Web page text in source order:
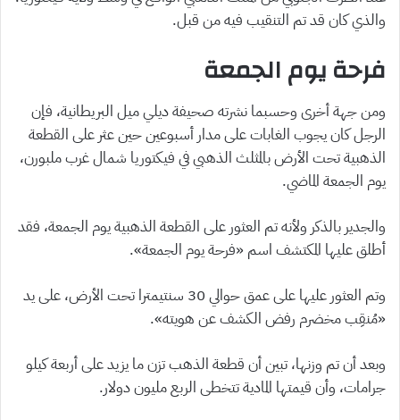
والذي كان قد تم التنقيب فيه من قبل.
فرحة يوم الجمعة
ومن جهة أخرى وحسبما نشرته صحيفة ديلي ميل البريطانية، فإن
الرجل كان يجوب الغابات على مدار أسبوعين حين عثر على القطعة
الذهبية تحت الأرض بالمثلث الذهبي في فيكتوريا شمال غرب ملبورن،
يوم الجمعة الماضي.
والجدير بالذكر ولأنه تم العثور على القطعة الذهبية يوم الجمعة، فقد
أطلق عليها المكتشف اسم «فرحة يوم الجمعة».
وتم العثور عليها على عمق حوالي 30 سنتيمترا تحت الأرض، على يد
«مُنقِب مخضرم رفض الكشف عن هويته».
وبعد أن تم وزنها، تبين أن قطعة الذهب تزن ما يزيد على أربعة كيلو
جرامات، وأن قيمتها المادية تتخطى الربع مليون دولار.